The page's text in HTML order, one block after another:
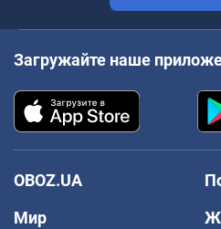
Загружайте наше
OBOZ.UA
Мир